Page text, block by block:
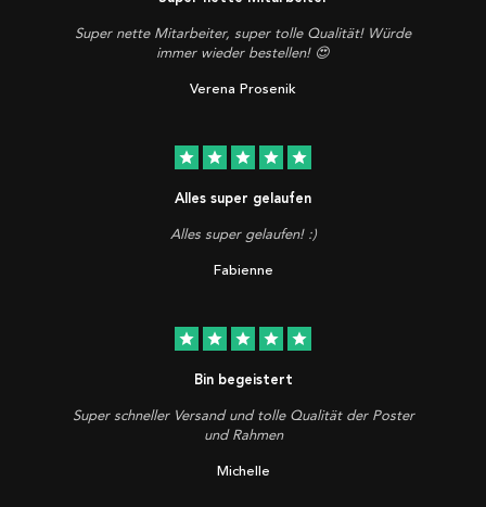
Super nette Mitarbeiter, super tolle Qualität! Würde
immer wieder bestellen! 😍
Verena Prosenik
star star star star star
Alles super gelaufen
Alles super gelaufen! :)
Fabienne
star star star star star
Bin begeistert
Super schneller Versand und tolle Qualität der Poster
und Rahmen
Michelle